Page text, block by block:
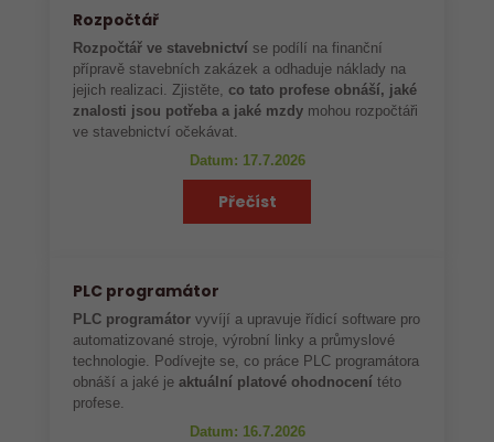
Rozpočtář
Rozpočtář ve stavebnictví se podílí na finanční
přípravě stavebních zakázek a odhaduje náklady na
jejich realizaci. Zjistěte,co tato profese obnáší, jaké
znalosti jsou potřeba a jaké mzdy mohou rozpočtáři
ve stavebnictví očekávat.
Datum: 17.7.2026
Přečíst
PLC programátor
PLC programátor vyvíjí a upravuje řídicí software pro
automatizované stroje, výrobní linky a průmyslové
technologie. Podívejte se, co práce PLC programátora
obnáší a jaké je aktuální platové ohodnocení této
profese.
Datum: 16.7.2026